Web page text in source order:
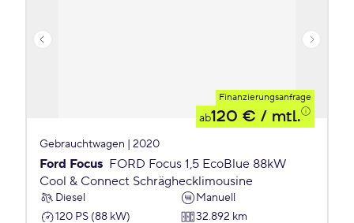
Finanzierungsanfrage
ab120 € / mtl.
Gebrauchtwagen | 2020
Ford Focus FORD Focus 1,5 EcoBlue 88kW
Cool & Connect Schräghecklimousine
Diesel
Manuell
120 PS (88 kW)
32.892 km